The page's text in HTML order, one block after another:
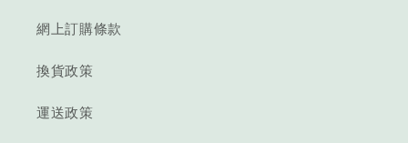
網上訂購條款
換貨政策
運送政策